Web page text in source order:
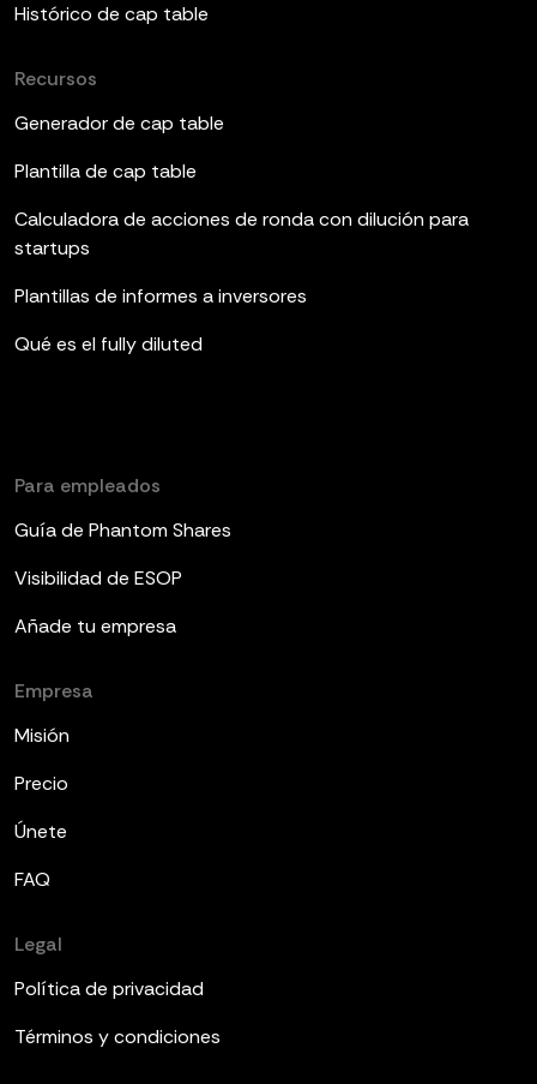
Histórico de cap table
Recursos
Generador de cap table
Plantilla de cap table
Calculadora de acciones de ronda con dilución para
startups
Plantillas de informes a inversores
Qué es el fully diluted
Para empleados
Guía de Phantom Shares
Visibilidad de ESOP
Añade tu empresa
Empresa
Misión
Precio
Únete
FAQ
Legal
Política de privacidad
Términos y condiciones